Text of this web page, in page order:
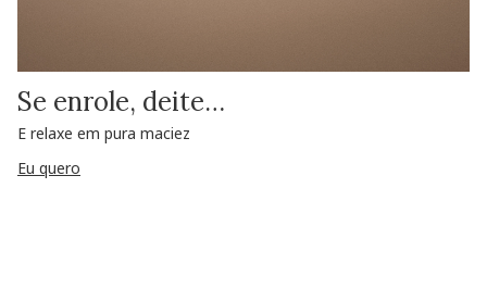
Se enrole, deite…
E relaxe em pura maciez
Eu quero